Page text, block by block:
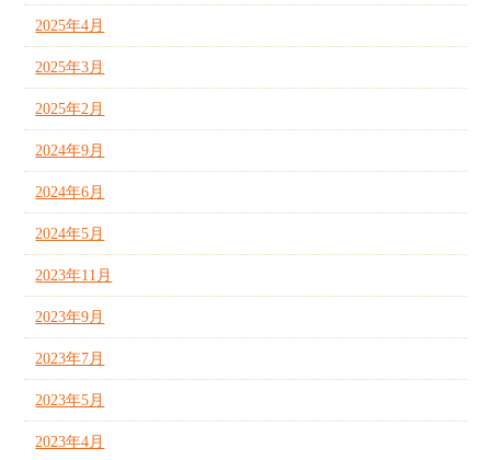
2025年4月
2025年3月
2025年2月
2024年9月
2024年6月
2024年5月
2023年11月
2023年9月
2023年7月
2023年5月
2023年4月